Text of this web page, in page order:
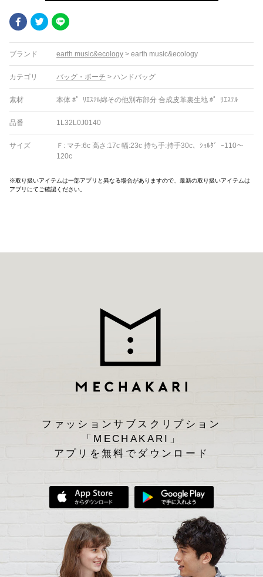
FacebookTwitter
ブランド earth music&ecology > earth music&ecology
カテゴリ バッグ・ポーチ > ハンドバッグ
素材 本体 ﾎ゜ﾘｴｽﾃﾙ綿その他別布部分 合成皮革裏生地 ﾎ゜ﾘｴｽﾃﾙ
品番 1L32L0J0140
サイズ
Ｆ: マチ:6c 高さ:17c 幅:23c 持ち手:持手30c、ｼｮﾙﾀ゛ｰ110～
120c
※取り扱いアイテムは一部アプリと異なる場合がありますので、最新の取り扱いアイテムは
アプリにてご確認ください。
ファッションサブスクリプション
「MECHAKARI」
アプリを無料でダウンロード
App Storeからダウンロード